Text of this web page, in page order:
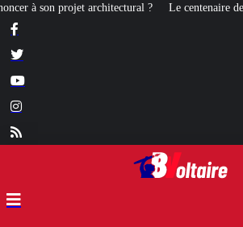
Le centenaire de la Croix de Camargue : un